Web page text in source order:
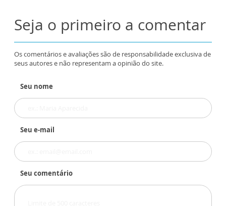
Seja o primeiro a comentar
Os comentários e avaliações são de responsabilidade exclusiva de
seus autores e não representam a opinião do site.
Seu nome
Seu e-mail
Seu comentário